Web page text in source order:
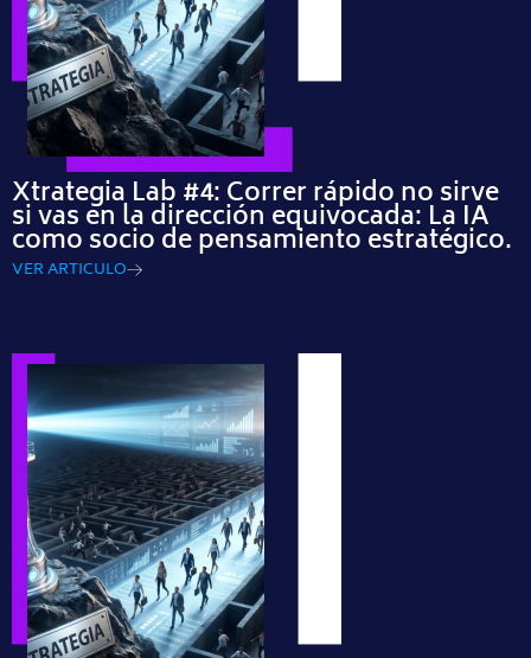
Xtrategia Lab #4: Correr rápido no sirve
si vas en la dirección equivocada: La IA
como socio de pensamiento estratégico.
VER ARTICULO